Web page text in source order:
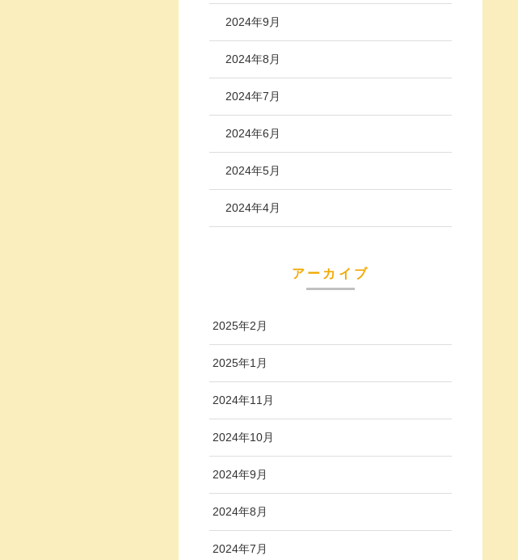
2024年9月
2024年8月
2024年7月
2024年6月
2024年5月
2024年4月
アーカイブ
2025年2月
2025年1月
2024年11月
2024年10月
2024年9月
2024年8月
2024年7月